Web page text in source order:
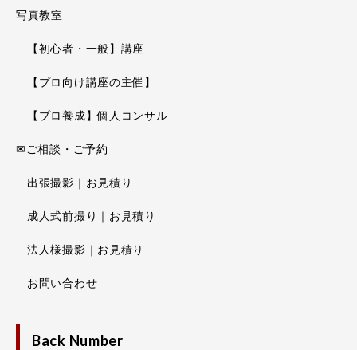
写真教室
【初心者・一般】講座
【プロ向け講座の主催】
【プロ養成】個人コンサル
✉ご相談・ご予約
出張撮影｜お見積り
成人式前撮り｜お見積り
法人様撮影｜お見積り
お問い合わせ
Back Number